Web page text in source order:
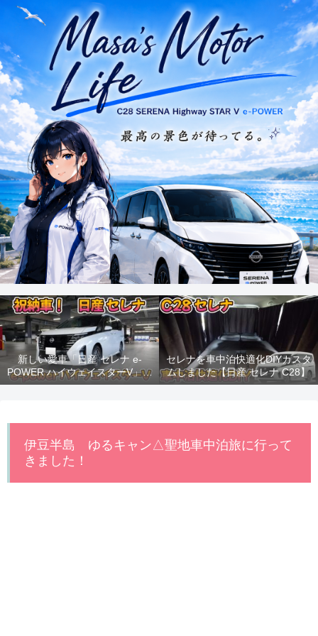
新しい愛車「日産 セレナ e-
POWER ハイウェイスターV」納
車！
セレナを車中泊快適化DIYカスタ
ムしました【日産 セレナ C28】
伊豆半島 ゆるキャン△聖地車中泊旅に行って
きました！